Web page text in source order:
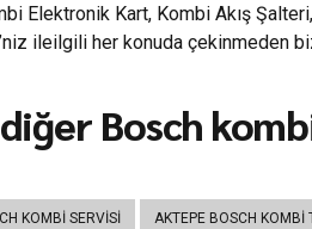
Elektronik Kart, Kombi Akış
ileilgili her konuda
Bosch
KOMBI SERVISI AKTEPE BOSCH KOMBI